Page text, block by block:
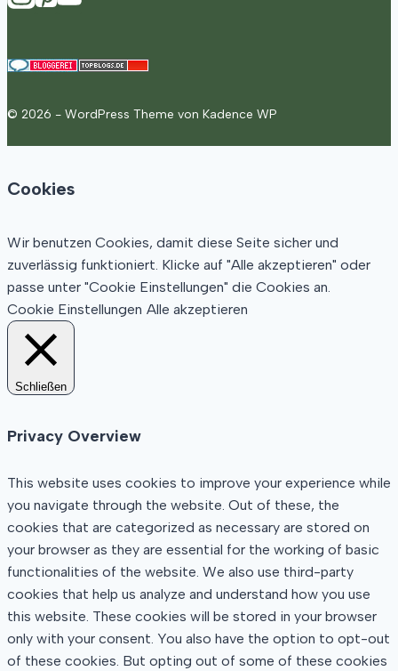
© 2026 - WordPress Theme von Kadence WP
Cookies
Wir benutzen Cookies, damit diese Seite sicher und
zuverlässig funktioniert. Klicke auf "Alle akzeptieren" oder
passe unter "Cookie Einstellungen" die Cookies an.
Cookie Einstellungen Alle akzeptieren
Schließen
Privacy Overview
This website uses cookies to improve your experience while
you navigate through the website. Out of these, the
cookies that are categorized as necessary are stored on
your browser as they are essential for the working of basic
functionalities of the website. We also use third-party
cookies that help us analyze and understand how you use
this website. These cookies will be stored in your browser
only with your consent. You also have the option to opt-out
of these cookies. But opting out of some of these cookies